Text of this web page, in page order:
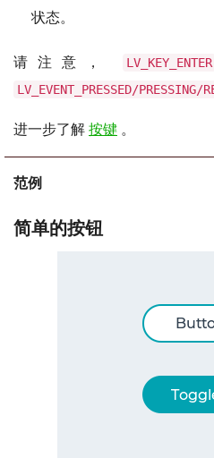
状态。
请注意， LV_KEY_ENTER
LV_EVENT_PRESSED/PRESSING/
进一步了解 按键 。
范例
简单的按钮